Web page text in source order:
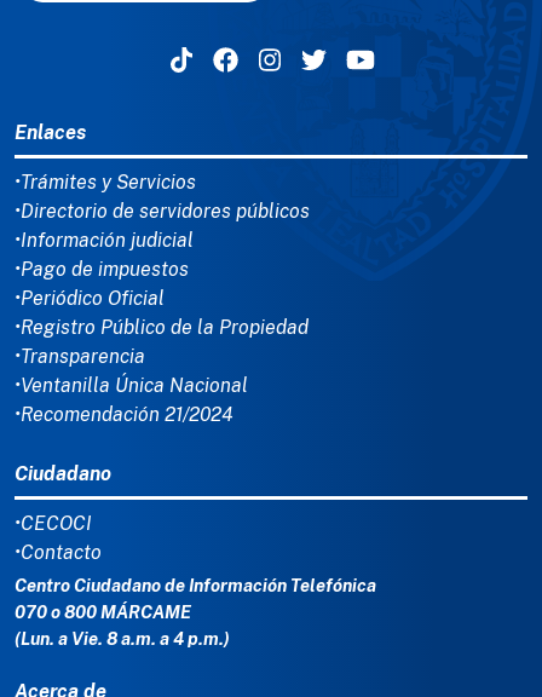
Enlaces
•Trámites y Servicios
•Directorio de servidores públicos
•Información judicial
•Pago de impuestos
•Periódico Oficial
•Registro Público de la Propiedad
•Transparencia
•Ventanilla Única Nacional
•Recomendación 21/2024
Ciudadano
•CECOCI
•Contacto
Centro Ciudadano de Información Telefónica
070 o 800 MÁRCAME
(Lun. a Vie. 8 a.m. a 4 p.m.)
Acerca de